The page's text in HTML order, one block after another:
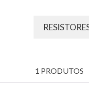
1 PRODUTOS